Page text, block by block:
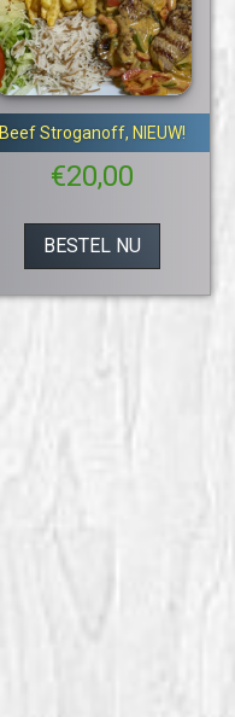
Beef Stroganoff, NIEUW!
€20,00
BESTEL NU